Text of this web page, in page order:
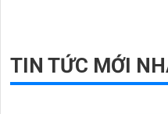
TIN TỨC MỚI